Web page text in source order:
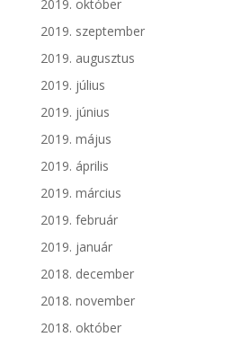
2019. október
2019. szeptember
2019. augusztus
2019. július
2019. június
2019. május
2019. április
2019. március
2019. február
2019. január
2018. december
2018. november
2018. október